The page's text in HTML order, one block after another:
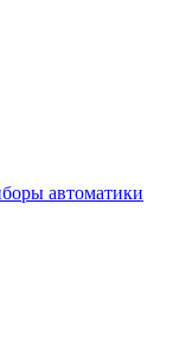
автоматики